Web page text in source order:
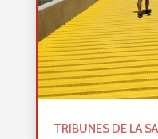
TRIBUNES DE LA